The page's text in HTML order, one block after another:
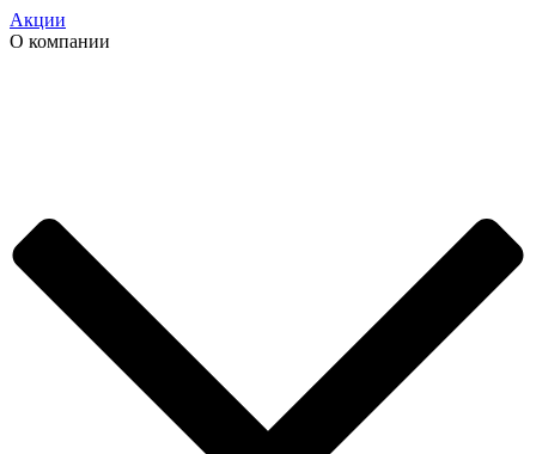
Акции
О компании